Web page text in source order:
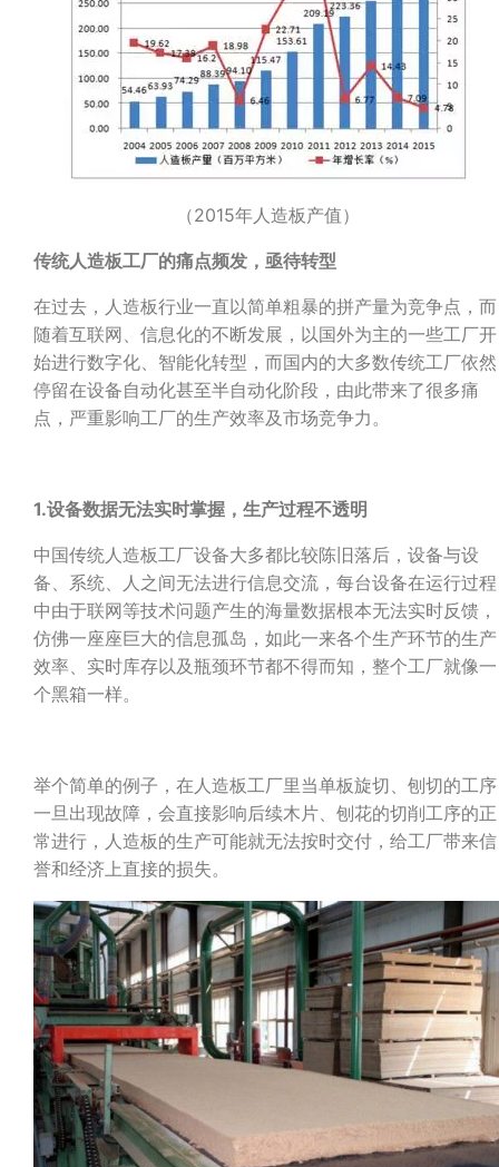
（2015年人造板产值）
传统人造板工厂的痛点频发，亟待转型
在过去，人造板行业一直以简单粗暴的拼产量为竞争点，而
随着互联网、信息化的不断发展，以国外为主的一些工厂开
始进行数字化、智能化转型，而国内的大多数传统工厂依然
停留在设备自动化甚至半自动化阶段，由此带来了很多痛
点，严重影响工厂的生产效率及市场竞争力。
1.设备数据无法实时掌握，生产过程不透明
中国传统人造板工厂设备大多都比较陈旧落后，设备与设
备、系统、人之间无法进行信息交流，每台设备在运行过程
中由于联网等技术问题产生的海量数据根本无法实时反馈，
仿佛一座座巨大的信息孤岛，如此一来各个生产环节的生产
效率、实时库存以及瓶颈环节都不得而知，整个工厂就像一
个黑箱一样。
举个简单的例子，在人造板工厂里当单板旋切、刨切的工序
一旦出现故障，会直接影响后续木片、刨花的切削工序的正
常进行，人造板的生产可能就无法按时交付，给工厂带来信
誉和经济上直接的损失。